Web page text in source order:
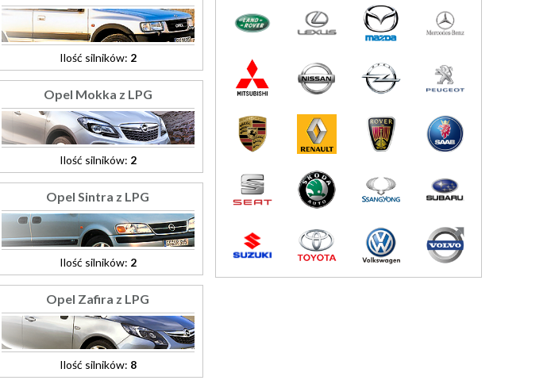
Ilość silników: 2
Opel Mokka z LPG
Ilość silników: 2
Opel Sintra z LPG
Ilość silników: 2
Opel Zafira z LPG
Ilość silników: 8